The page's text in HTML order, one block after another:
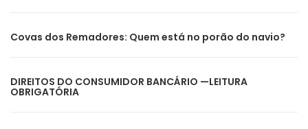
Covas dos Remadores: Quem está no porão do navio?
DIREITOS DO CONSUMIDOR BANCÁRIO —LEITURA
OBRIGATÓRIA